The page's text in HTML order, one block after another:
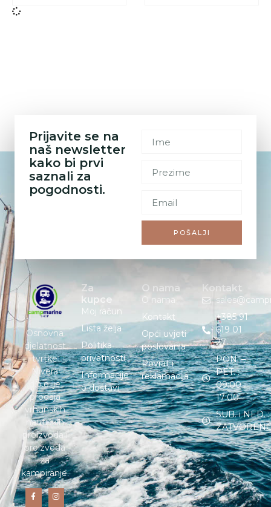
Prijavite se na
naš newsletter
kako bi prvi
saznali za
pogodnosti.
POŠALJI
Osnovna
djelatnost
tvrtke
Nivera
d.o.o. je
prodaja
vrhunskih
nautičkih
proizvoda i
proizvoda
za
kampiranje.
Za
kupce
Moj račun
Lista želja
Politika
privatnosti
Informacije
o dostavi
O nama
O nama
Kontakt
Opći uvjeti
poslovanja
Povrat i
reklamacija
Kontakt
+385 91
619 01
27
PON. –
PET. :
09:00 –
17:00
SUB. i NED. :